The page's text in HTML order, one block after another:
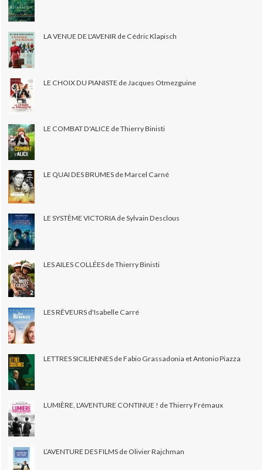
LA VENUE DE L'AVENIR de Cédric Klapisch
LE CHOIX DU PIANISTE de Jacques Otmezguine
LE COMBAT D'ALICE de Thierry Binisti
LE QUAI DES BRUMES de Marcel Carné
LE SYSTÈME VICTORIA de Sylvain Desclous
LES AILES COLLÉES de Thierry Binisti
LES RÊVEURS d'Isabelle Carré
LETTRES SICILIENNES de Fabio Grassadonia et Antonio Piazza
LUMIÈRE, L'AVENTURE CONTINUE ! de Thierry Frémaux
L’AVENTURE DES FILMS de Olivier Rajchman